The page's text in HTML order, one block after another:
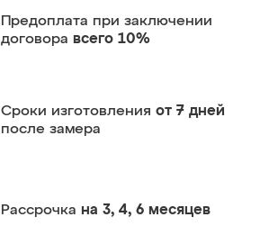
Предоплата при заключении
договора всего 10%
Сроки изготовления от 7 дней
после замера
Рассрочка на 3, 4, 6 месяцев